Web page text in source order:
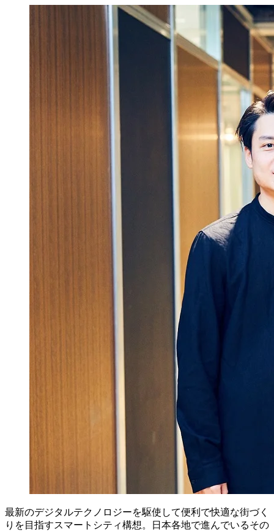
最新のデジタルテクノロジーを駆使して便利で快適な街づく
りを目指すスマートシティ構想。日本各地で進んでいるその